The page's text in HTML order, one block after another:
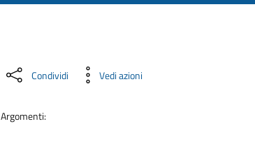
Condividi Vedi azioni
Argomenti: